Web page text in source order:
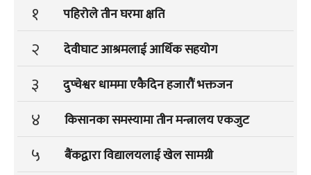
१ पहिरोले तीन घरमा क्षति
२ देवीघाट आश्रमलाई आर्थिक सहयोग
३ दुप्चेश्वर धाममा एकैदिन हजारौं भक्तजन
४ किसानका समस्यामा तीन मन्त्रालय एकजुट
५ बैंकद्वारा विद्यालयलाई खेल सामग्री